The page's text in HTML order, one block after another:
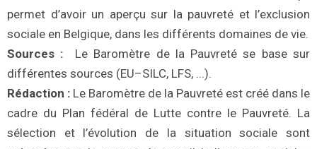
permet d’avoir un aperçu sur la pauvreté et l’exclusion
sociale en Belgique, dans les différents domaines de vie.
Sources : Le Baromètre de la Pauvreté se base sur
différentes sources (EU–SILC, LFS, ...).
Rédaction : Le Baromètre de la Pauvreté est créé dans le
cadre du Plan fédéral de Lutte contre le Pauvreté. La
sélection et l’évolution de la situation sociale sont